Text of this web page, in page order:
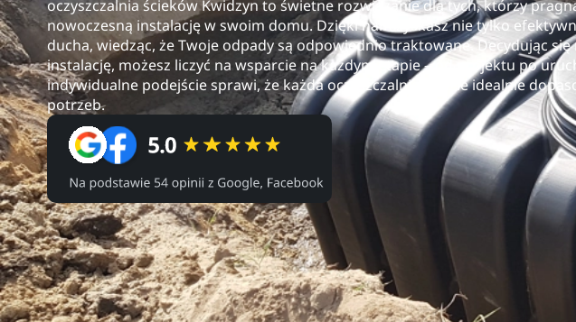
oczyszczalnia ścieków Kwidzyn to świetne rozwiązanie dla tych, którzy
nowoczesną instalację w swoim domu. Dzięki nam zyskasz nie tylko
ducha, wiedząc, że Twoje odpady są odpowiednio traktowane. Decydując
instalację, możesz liczyć na wsparcie na każdym etapie – od projektu po
indywidualne podejście sprawi, że każda oczyszczalnia będzie idealnie
potrzeb.